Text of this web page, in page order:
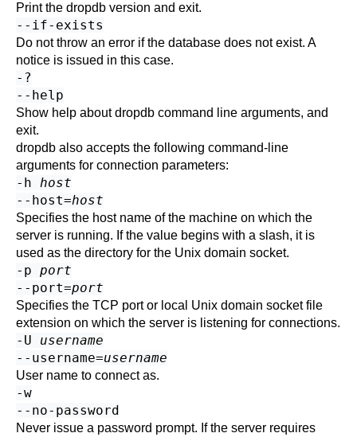
Print the dropdb version and exit.
--if-exists
Do not throw an error if the database does not exist. A
notice is issued in this case.
-?
--help
Show help aboutdropdb command line arguments, and
exit.
dropdb also accepts the following command-line
arguments for connection parameters:
-h host
--host=host
Specifies the host name of the machine on which the
server is running. If the value begins with a slash, it is
used as the directory for the Unix domain socket.
-p port
--port=port
Specifies the TCP port or local Unix domain socket file
extension on which the server is listening for connections.
-U username
--username=username
User name to connect as.
-w
--no-password
Never issue a password prompt. If the server requires